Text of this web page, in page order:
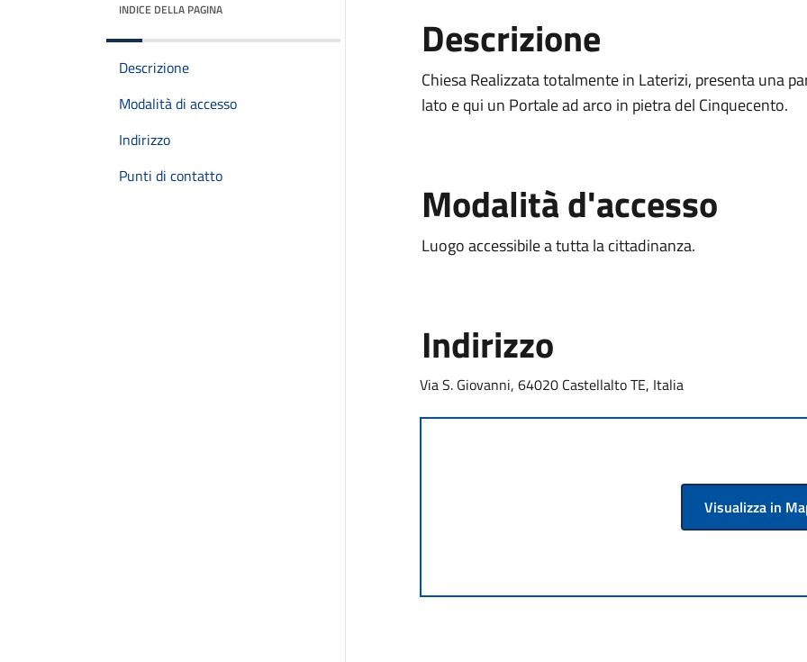
INDICE DELLA PAGINA
Descrizione
Modalità di accesso
Indirizzo
Punti di contatto
Descrizione
Chiesa Realizzata totalmente in Laterizi, presenta una
lato e qui un Portale ad arco in pietra del Cinquecento.
Modalità d'accesso
Luogo accessibile a tutta la cittadinanza.
Indirizzo
Via S. Giovanni, 64020 Castellalto TE, Italia
Visualizza in